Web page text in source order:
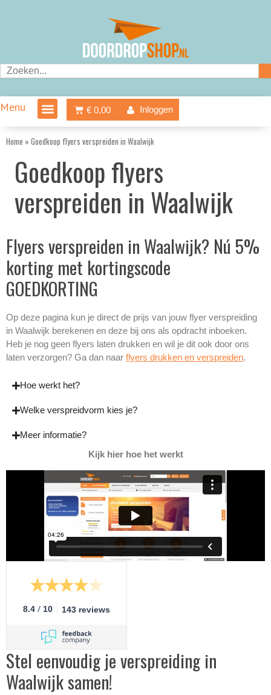
Zoeken
Menu € 0,00
Winkelwagen Inloggen
Home » Goedkoop flyers verspreiden in Waalwijk
Goedkoop flyers
verspreiden in Waalwijk
Flyers verspreiden in Waalwijk? Nú 5%
korting met kortingscode
GOEDKORTING
Op deze pagina kun je direct de prijs van jouw flyer verspreiding
in Waalwijk berekenen en deze bij ons als opdracht inboeken.
Heb je nog geen flyers laten drukken en wil je dit ook door ons
laten verzorgen? Ga dan naar flyers drukken en verspreiden.
Hoe werkt het?
Welke verspreidvorm kies je?
Meer informatie?
Kijk hier hoe het werkt
8.4 / 10 143 reviews
Stel eenvoudig je verspreiding in
Waalwijk samen!